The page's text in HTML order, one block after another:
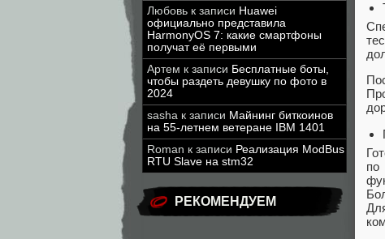
Любовь к записи Huawei
официально представила
HarmonyOS 7: какие смартфоны
получат её первыми
Артем к записи Бесплатные боты,
чтобы раздеть девушку по фото в
2024
sasha к записи Майнинг биткоинов
на 55-летнем ветеране IBM 1401
Roman к записи Реализация ModBus
RTU Slave на stm32
РЕКОМЕНДУЕМ
по